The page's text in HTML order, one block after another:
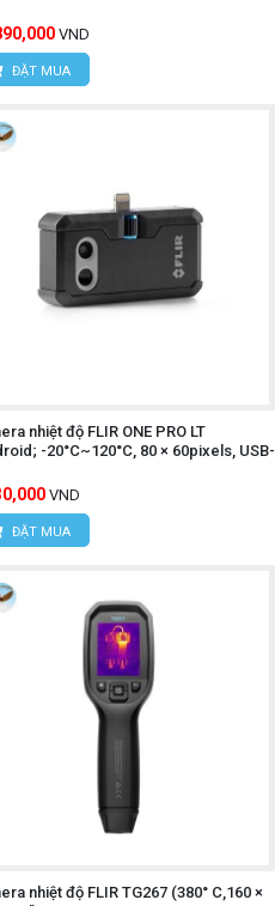
VND
ĐẶT MUA
nhiệt độ FLIR ONE PRO LT
-20°C~120°C, 80 × 60pixels, USB-
VND
ĐẶT MUA
nhiệt độ FLIR TG267 (380° C,160 ×